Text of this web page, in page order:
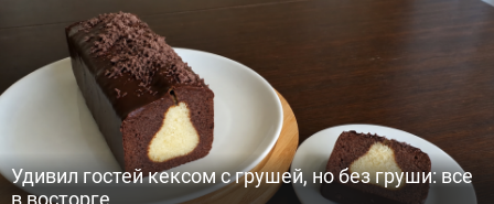
Удивил гостей кексом с грушей, но без груши: все
в восторге